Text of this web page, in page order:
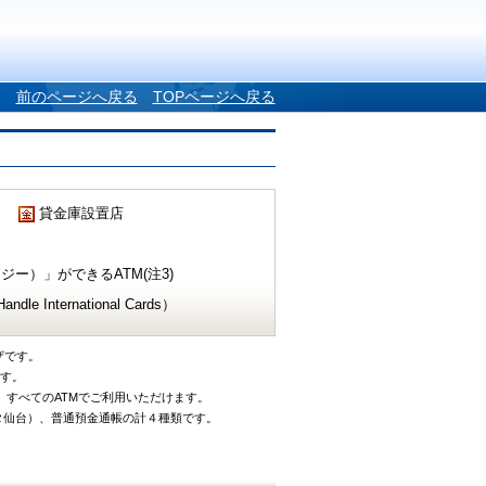
前のページへ戻る TOPページへ戻る
貸金庫設置店
ー）」ができるATM(注3)
International Cards）
す。
。
べてのATMでご利用いただけます。
台）、普通預金通帳の計４種類です。